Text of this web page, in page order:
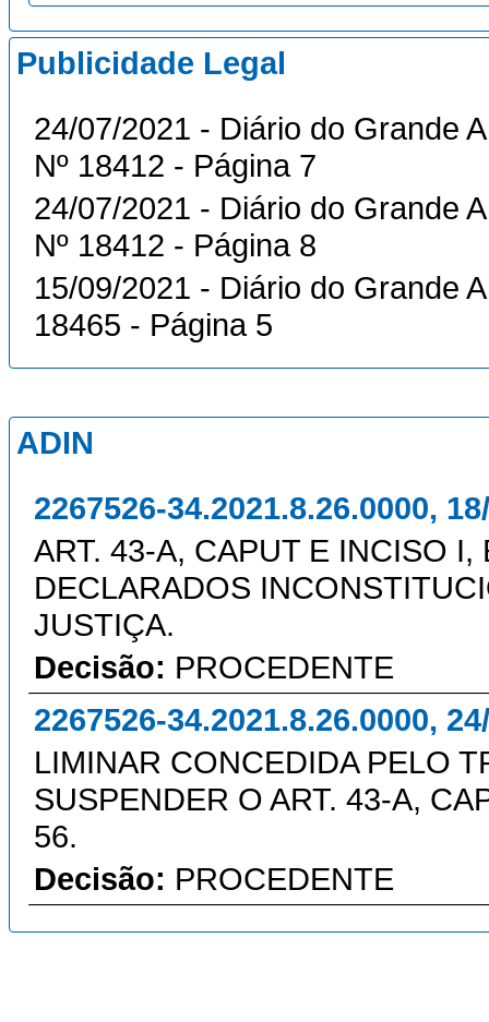
Publicidade Legal
24/07/2021 - Diário do Grande
Nº 18412 - Página 7
24/07/2021 - Diário do Grande
Nº 18412 - Página 8
15/09/2021 - Diário do Grande
18465 - Página 5
ADIN
2267526-34.2021.8.26.0000,
ART. 43-A, CAPUT E INCISO I,
DECLARADOS
JUSTIÇA.
Decisão: PROCEDENTE
2267526-34.2021.8.26.0000,
LIMINAR CONCEDIDA PELO
SUSPENDER O ART. 43-A,
56.
Decisão: PROCEDENTE